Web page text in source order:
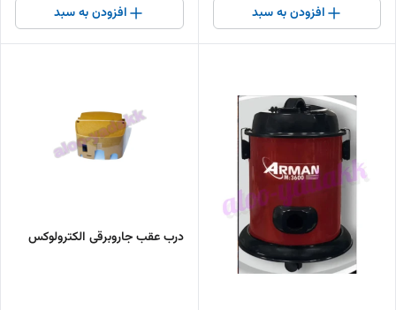
افزودن به سبد افزودن به سبد
درب عقب جاروبرقی الکترولوکس